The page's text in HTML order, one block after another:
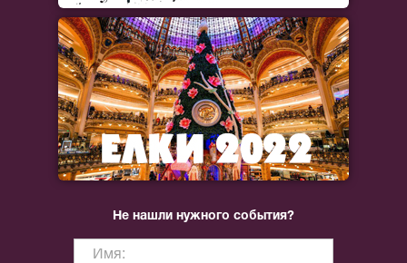
Не нашли нужного события?